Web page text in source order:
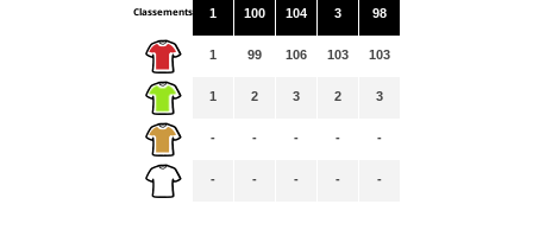
Classements 1
1
1
-
-
100
99
2
-
-
104
106
3
-
-
3
103
2
-
-
98
103
3
-
-